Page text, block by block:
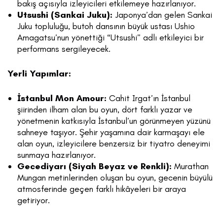
bakış açısıyla izleyicileri etkilemeye hazırlanıyor.
Utsushi (Sankai Juku): Japonya’dan gelen Sankai
Juku topluluğu, butoh dansının büyük ustası Ushio
Amagatsu’nun yönettiği “Utsushi” adlı etkileyici bir
performans sergileyecek.
Yerli Yapımlar:
İstanbul Mon Amour: Cahit Irgat’ın İstanbul
şiirinden ilham alan bu oyun, dört farklı yazar ve
yönetmenin katkısıyla İstanbul’un görünmeyen yüzünü
sahneye taşıyor. Şehir yaşamına dair karmaşayı ele
alan oyun, izleyicilere benzersiz bir tiyatro deneyimi
sunmaya hazırlanıyor.
Gecediyarı (Siyah Beyaz ve Renkli): Murathan
Mungan metinlerinden oluşan bu oyun, gecenin büyülü
atmosferinde geçen farklı hikâyeleri bir araya
getiriyor.